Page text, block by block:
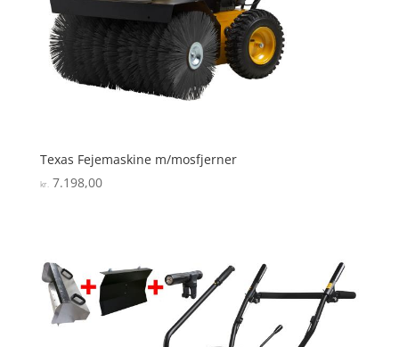
Texas Fejemaskine m/mosfjerner
kr. 7.198,00